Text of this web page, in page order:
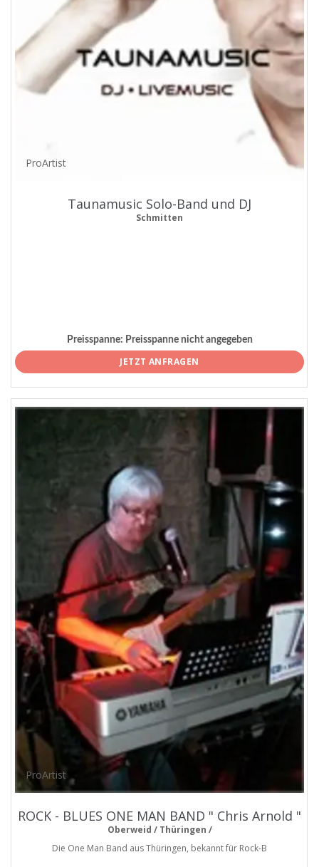
ProArtist
Taunamusic Solo-Band und DJ
Schmitten
Preisspanne: Preisspanne nicht angegeben
JETZT ANFRAGEN
ProArtist
ROCK - BLUES ONE MAN BAND " Chris Arnold "
Oberweid / Thüringen /
Die One Man Band aus Thüringen, bekannt für Rock-B